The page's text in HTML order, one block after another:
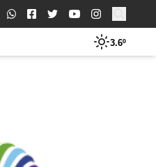
Buscar:
3.6º